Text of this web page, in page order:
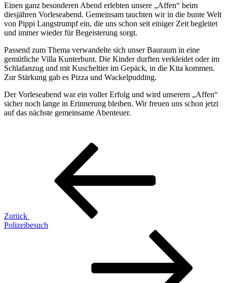
Einen ganz besonderen Abend erlebten unsere „Affen“ beim
diesjähren Vorleseabend. Gemeinsam tauchten wir in die bunte Welt
von Pippi Langstrumpf ein, die uns schon seit einiger Zeit begleitet
und immer wieder für Begeisterung sorgt.
Passend zum Thema verwandelte sich unser Bauraum in eine
gemütliche Villa Kunterbunt. Die Kinder durften verkleidet oder im
Schlafanzug und mit Kuscheltier im Gepäck, in die Kita kommen.
Zur Stärkung gab es Pizza und Wackelpudding.
Der Vorleseabend war ein voller Erfolg und wird unserern „Affen“
sicher noch lange in Erinnerung bleiben. Wir freuen uns schon jetzt
auf das nächste gemeinsame Abenteuer.
Beitragsnavigation
Zurück
Polizeibesuch